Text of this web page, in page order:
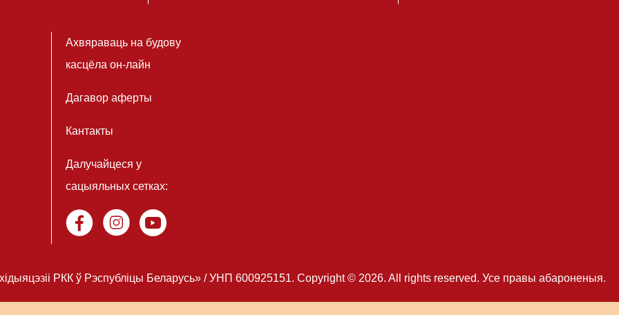
Ахвяраваць на будову
касцёла он-лайн
Дагавор аферты
Кантакты
Далучайцеся у
сацыяльных сетках:
РКК ў Рэспубліцы Беларусь» / УНП 600925151. Copyright © 2026. All rights reserved. Усе правы абароненыя.